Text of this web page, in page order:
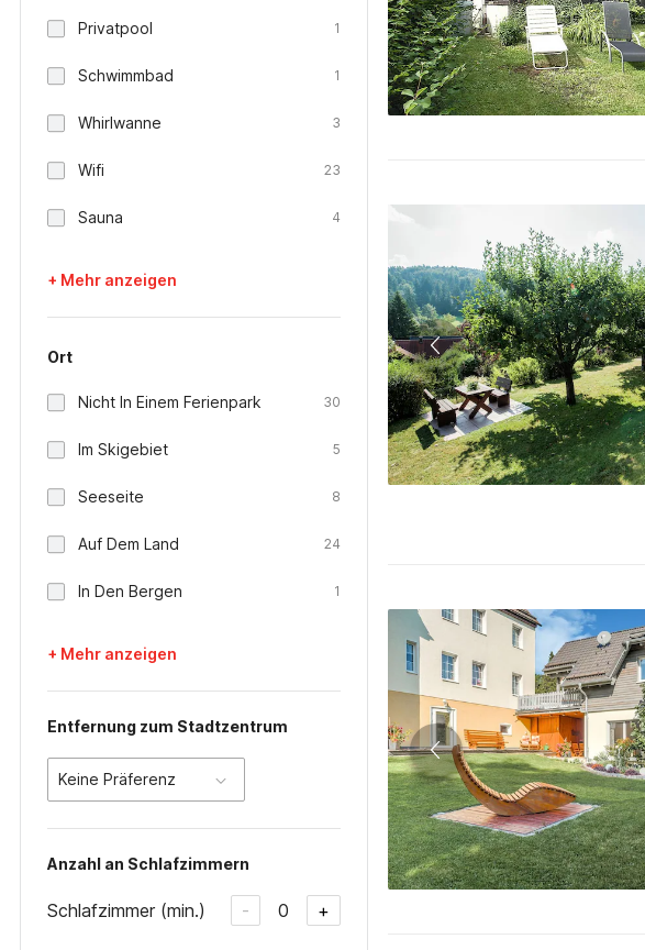
Privatpool 1
Schwimmbad 1
Whirlwanne 3
Wifi 23
Sauna 4
+ Mehr anzeigen
Ort
Nicht In Einem Ferienpark 30
Im Skigebiet 5
Seeseite 8
Auf Dem Land 24
In Den Bergen 1
+ Mehr anzeigen
Entfernung zum Stadtzentrum
Keine Präferenz
Anzahl an Schlafzimmern
Schlafzimmer (min.) - 0 +